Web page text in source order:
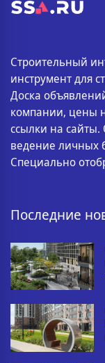
Строительный
инструмент для
Доска
компании, цены
ссылки на
ведение личных
Специально
Последние